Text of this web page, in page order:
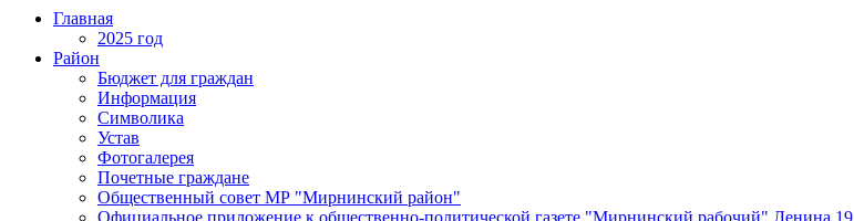
Главная
2025 год
Район
Бюджет для граждан
Информация
Символика
Устав
Фотогалерея
Почетные граждане
Общественный совет МР "Мирнинский район"
Официальное приложение к общественно-политической газете "Мирнинский рабочий" Ленина 19